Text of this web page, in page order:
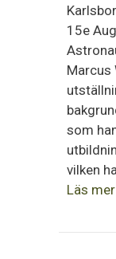
15e
Marcus
som
vilken
Läs mer